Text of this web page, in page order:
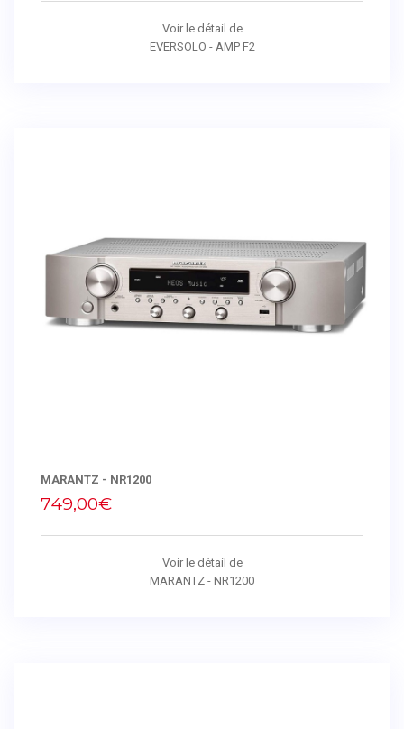
Voir le détail de
EVERSOLO - AMP F2
MARANTZ - NR1200
749,00€
Voir le détail de
MARANTZ - NR1200